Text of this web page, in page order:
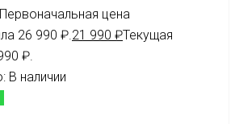
Первоначальная цена
26 990 ₽.21 990 ₽Текущая
₽.
В наличии